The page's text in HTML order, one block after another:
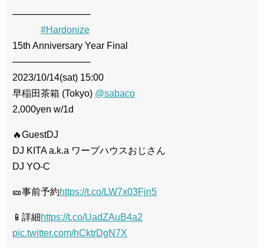
────────────
#Hardonize
15th Anniversary Year Final
────────────
2023/10/14(sat) 15:00
早稲田茶箱 (Tokyo) @sabaco
2,000yen w/1d
🔥GuestDJ
DJ KITA a.k.a ワープハウスおじさん
DJ YO-C
🎫事前予約https://t.co/LW7x03Fjn5
📱詳細https://t.co/UadZAuB4a2
pic.twitter.com/hCktrDgN7X